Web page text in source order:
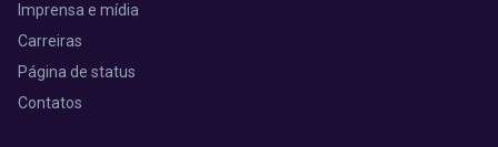
Imprensa e mídia
Carreiras
Página de status
Contatos